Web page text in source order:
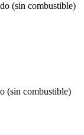
(sin combustible)
(sin combustible)